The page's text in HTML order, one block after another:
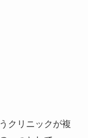
クリニックが複